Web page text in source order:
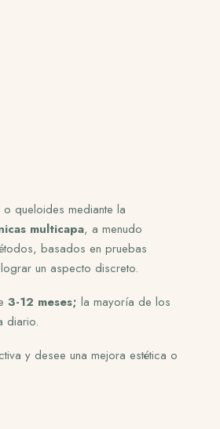
queloides mediante la
multicapa, a menudo
basados en pruebas
un aspecto discreto.
3-12 meses; la mayoría de los
diario.
y desee una mejora estética o